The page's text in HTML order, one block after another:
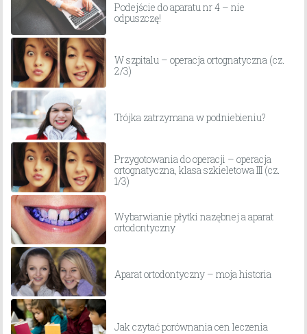
Podejście do aparatu nr 4 – nie
odpuszczę!
W szpitalu – operacja ortognatyczna (cz.
2/3)
Trójka zatrzymana w podniebieniu?
Przygotowania do operacji – operacja
ortognatyczna, klasa szkieletowa III (cz.
1/3)
Wybarwianie płytki nazębnej a aparat
ortodontyczny
Aparat ortodontyczny – moja historia
Jak czytać porównania cen leczenia